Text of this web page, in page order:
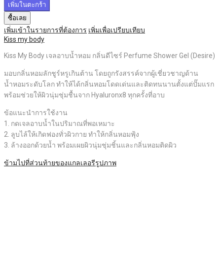
เพิ่มในตะกร้า
ซื้อเลย
เพิ่มเข้าในรายการที่ต้องการ เพิ่มเพื่อเปรียบเทียบ
Kiss my body
Kiss My Body เจลอาบน้ำหอม กลิ่นดีไซร์ Perfume Shower Gel (Desire)
มอบกลิ่นหอมลักชูร์หรูเกินต้าน โดยถูกรังสรรค์จากผู้เชี่ยวชาญด้าน
น้ำหอมระดับโลก ทำให้ได้กลิ่นหอมโดดเด่นและติดทนนานตั้งแต่ปั๊มแรก
พร้อมช่วยให้ผิวนุ่มชุ่มชื้นจาก Hyaluronx8 ทุกครั้งที่อาบ
ข้อแนะนำการใช้งาน
1. กดเจลอาบน้ำในปริมาณที่พอเหมาะ
2. ลูบไล้ให้เกิดฟองทั่วผิวกาย ทำให้กลิ่นหอมฟุ้ง
3. ล้างออกด้วยน้ำ พร้อมเผยผิวนุ่มชุ่มชิ้นและกลิ่นหอมติดผิว
ข้ามไปที่ส่วนท้ายของแกลเลอรีรูปภาพ